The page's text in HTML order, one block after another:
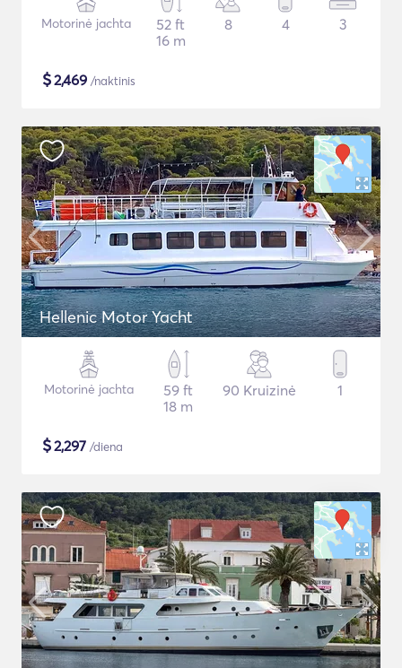
Motorinė jachta
52 ft
16 m
8 4 3
$2,469 /naktinis
Hellenic Motor Yacht
Motorinė jachta
59 ft
18 m
90 Kruizinė 1
$2,297 /diena